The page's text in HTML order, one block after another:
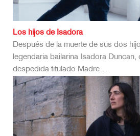
Los hijos de Isadora
Después de la muerte de sus dos
legendaria bailarina Isadora Duncan,
despedida titulado Madre…